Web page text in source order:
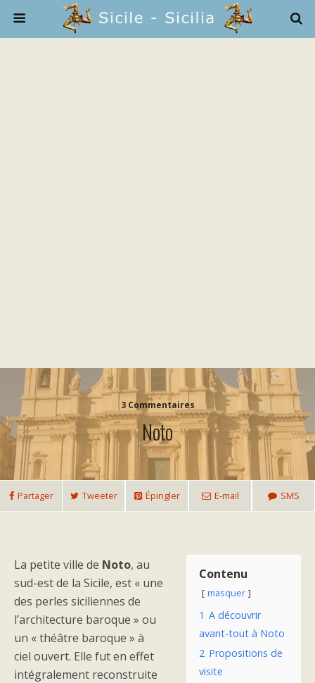
3 Commentaires
Noto
Partager Tweeter Épingler E-mail SMS
Contenu
masquer
1 A découvrir
avant-tout à Noto
2 Propositions de
visite
La petite ville de Noto, au
sud-est de la Sicile, est « une
des perles siciliennes de
l’architecture baroque » ou
un « théâtre baroque » à
ciel ouvert. Elle fut en effet
intégralement reconstruite